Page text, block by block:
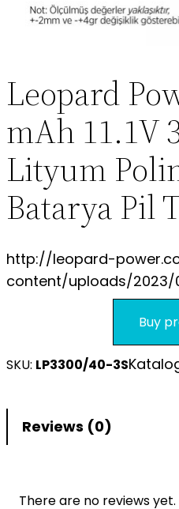
Leopard
mAh 11.1V
Lityum
Batarya Pil
http://leopard-
content/uploads/2023/
Buy
SKU: LP3300/40-3S
Reviews (0)
There are no reviews yet.